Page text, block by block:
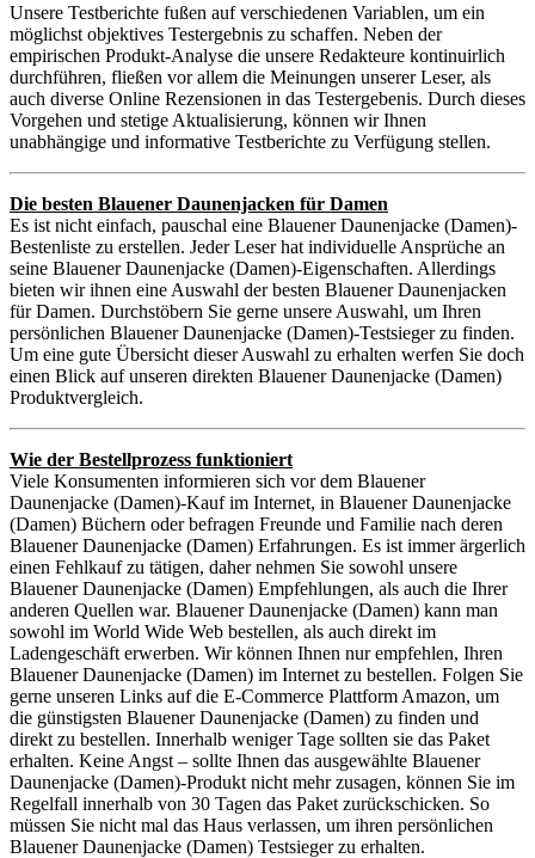
Unsere Testberichte fußen auf verschiedenen Variablen, um ein
möglichst objektives Testergebnis zu schaffen. Neben der
empirischen Produkt-Analyse die unsere Redakteure kontinuirlich
durchführen, fließen vor allem die Meinungen unserer Leser, als
auch diverse Online Rezensionen in das Testergebenis. Durch dieses
Vorgehen und stetige Aktualisierung, können wir Ihnen
unabhängige und informative Testberichte zu Verfügung stellen.
Die besten Blauener Daunenjacken für Damen
Es ist nicht einfach, pauschal eine Blauener Daunenjacke (Damen)-
Bestenliste zu erstellen. Jeder Leser hat individuelle Ansprüche an
seine Blauener Daunenjacke (Damen)-Eigenschaften. Allerdings
bieten wir ihnen eine Auswahl der besten Blauener Daunenjacken
für Damen. Durchstöbern Sie gerne unsere Auswahl, um Ihren
persönlichen Blauener Daunenjacke (Damen)-Testsieger zu finden.
Um eine gute Übersicht dieser Auswahl zu erhalten werfen Sie doch
einen Blick auf unseren direkten Blauener Daunenjacke (Damen)
Produktvergleich.
Wie der Bestellprozess funktioniert
Viele Konsumenten informieren sich vor dem Blauener
Daunenjacke (Damen)-Kauf im Internet, in Blauener Daunenjacke
(Damen) Büchern oder befragen Freunde und Familie nach deren
Blauener Daunenjacke (Damen) Erfahrungen. Es ist immer ärgerlich
einen Fehlkauf zu tätigen, daher nehmen Sie sowohl unsere
Blauener Daunenjacke (Damen) Empfehlungen, als auch die Ihrer
anderen Quellen war. Blauener Daunenjacke (Damen) kann man
sowohl im World Wide Web bestellen, als auch direkt im
Ladengeschäft erwerben. Wir können Ihnen nur empfehlen, Ihren
Blauener Daunenjacke (Damen) im Internet zu bestellen. Folgen Sie
gerne unseren Links auf die E-Commerce Plattform Amazon, um
die günstigsten Blauener Daunenjacke (Damen) zu finden und
direkt zu bestellen. Innerhalb weniger Tage sollten sie das Paket
erhalten. Keine Angst – sollte Ihnen das ausgewählte Blauener
Daunenjacke (Damen)-Produkt nicht mehr zusagen, können Sie im
Regelfall innerhalb von 30 Tagen das Paket zurückschicken. So
müssen Sie nicht mal das Haus verlassen, um ihren persönlichen
Blauener Daunenjacke (Damen) Testsieger zu erhalten.